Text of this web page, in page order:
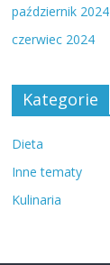
październik 2024
czerwiec 2024
Kategorie
Dieta
Inne tematy
Kulinaria